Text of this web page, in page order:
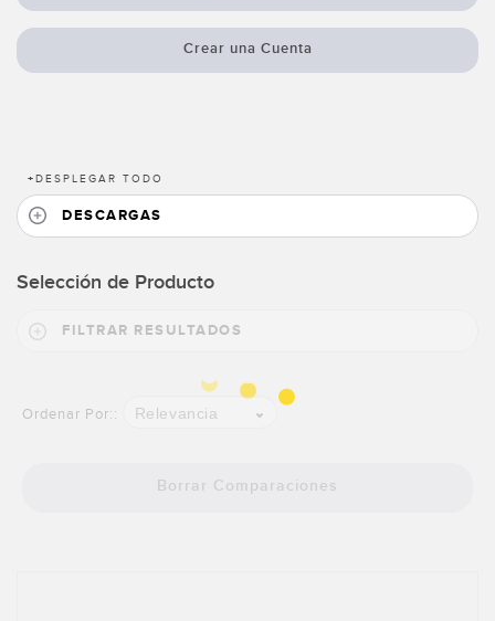
Banner Measurement Sensor Software
Software de Configuración para Sensor GUI
Crear una Cuenta
+DESPLEGAR TODO
DESCARGAS
Selección de Producto
FILTRAR RESULTADOS
Ordenar Por:: Relevancia
Borrar Comparaciones